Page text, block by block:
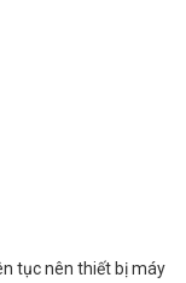
tục nên thiết bị máy